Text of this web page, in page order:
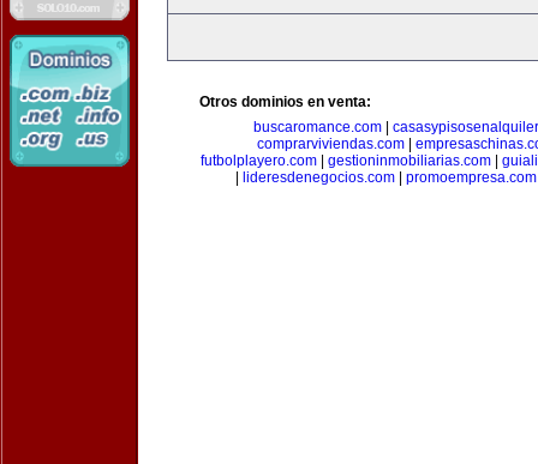
Otros dominios en venta:
buscaromance.com
comprarviviendas.com|
futbolplayero.com| gestioninmobiliarias.com|
lideresdenegocios.com promoempresa.com